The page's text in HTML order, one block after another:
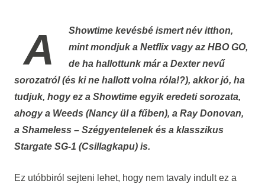
A Showtime kevésbé ismert név itthon,
mint mondjuk a Netflix vagy az HBO GO,
de ha hallottunk már a Dexter nevű
sorozatról (és ki ne hallott volna róla!?), akkor jó, ha
tudjuk, hogy ez a Showtime egyik eredeti sorozata,
ahogy a Weeds (Nancy ül a fűben), a Ray Donovan,
a Shameless – Szégyentelenek és a klasszikus
Stargate SG-1 (Csillagkapu) is.
Ez utóbbiról sejteni lehet, hogy nem tavaly indult ez a